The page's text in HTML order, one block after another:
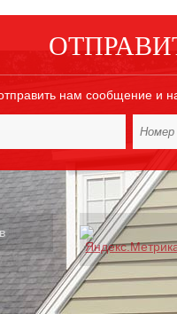
нам сообщение и